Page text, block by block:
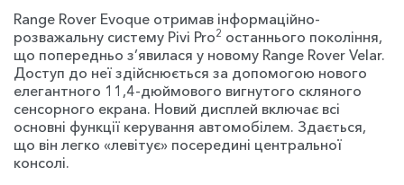
Range Rover Evoque отримав інформаційно-
розважальну систему Pivi Pro2 останнього покоління,
що попередньо з’явилася у новому Range Rover Velar.
Доступ до неї здійснюється за допомогою нового
елегантного 11,4-дюймового вигнутого скляного
сенсорного екрана. Новий дисплей включає всі
основні функції керування автомобілем. Здається,
що він легко «левітує» посередині центральної
консолі.